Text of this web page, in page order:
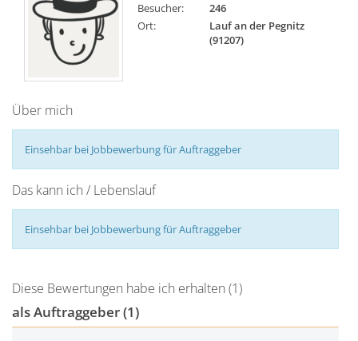
Besucher:
246
Ort:
Lauf an der Pegnitz
(91207)
Über mich
Einsehbar bei Jobbewerbung für Auftraggeber
Das kann ich / Lebenslauf
Einsehbar bei Jobbewerbung für Auftraggeber
Diese Bewertungen habe ich erhalten (1)
als Auftraggeber (1)